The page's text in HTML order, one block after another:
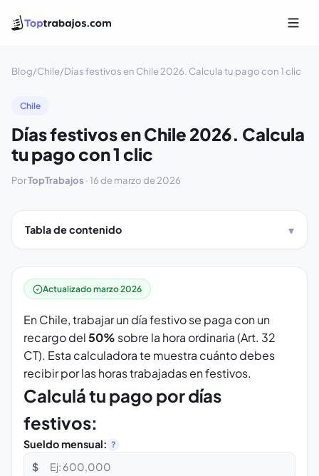
Blog/Chile/Días festivos en Chile 2026. Calcula tu pago con 1 clic
Chile
Días festivos en Chile 2026. Calcula
tu pago con 1 clic
PorTopTrabajos ·16 de marzo de 2026
Tabla de contenido
Actualizado marzo 2026
En Chile, trabajar un día festivo se paga con un
recargo del50% sobre la hora ordinaria (Art. 32
CT). Esta calculadora te muestra cuánto debes
recibir por las horas trabajadas en festivos.
Calculá tu pago por días
festivos:
Sueldo mensual: ?
$